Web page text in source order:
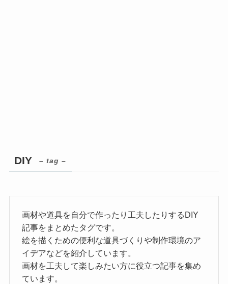
DIY – tag –
画材や道具を自分で作ったり工夫したりするDIY
記事をまとめたタグです。
絵を描くための便利な道具づくりや制作環境のア
イデアなどを紹介しています。
画材を工夫して楽しみたい方に役立つ記事を集め
ています。